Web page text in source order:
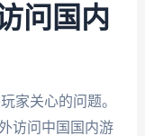
问国内
家关心的问题。
访问中国国内游